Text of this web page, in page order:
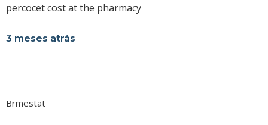
percocet cost at the pharmacy
3 meses atrás
Brmestat